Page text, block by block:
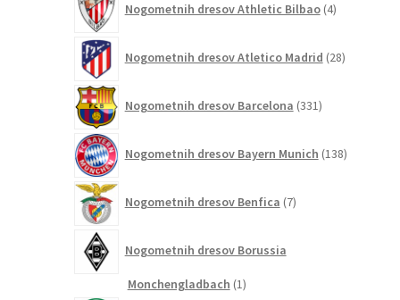
Nogometnih dresov Athletic Bilbao 4izdelki
Nogometnih dresov Atletico Madrid 28izdelkov
Nogometnih dresov Barcelona 331izdelkov
Nogometnih dresov Bayern Munich 138izdelkov
Nogometnih dresov Benfica 7izdelkov
Nogometnih dresov Borussia
Monchengladbach 11